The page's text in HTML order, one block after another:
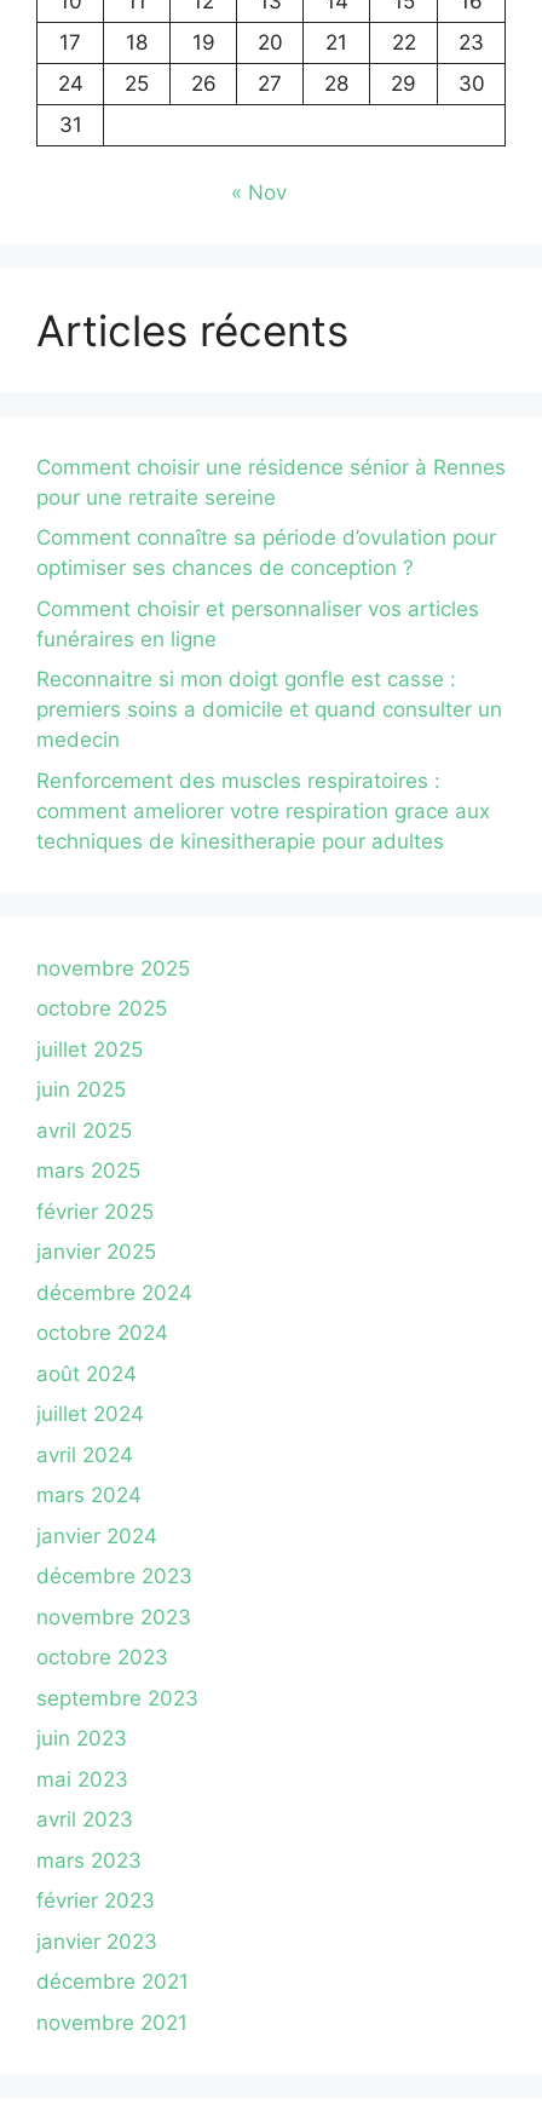
17
18 19 20 21 22
23
24
25 26 27 28 29
30
31
« Nov
Articles récents
Comment choisir une résidence sénior à Rennes
pour une retraite sereine
Comment connaître sa période d’ovulation pour
optimiser ses chances de conception ?
Comment choisir et personnaliser vos articles
funéraires en ligne
Reconnaitre si mon doigt gonfle est casse :
premiers soins a domicile et quand consulter un
medecin
Renforcement des muscles respiratoires :
comment ameliorer votre respiration grace aux
techniques de kinesitherapie pour adultes
novembre 2025
octobre 2025
juillet 2025
juin 2025
avril 2025
mars 2025
février 2025
janvier 2025
décembre 2024
octobre 2024
août 2024
juillet 2024
avril 2024
mars 2024
janvier 2024
décembre 2023
novembre 2023
octobre 2023
septembre 2023
juin 2023
mai 2023
avril 2023
mars 2023
février 2023
janvier 2023
décembre 2021
novembre 2021